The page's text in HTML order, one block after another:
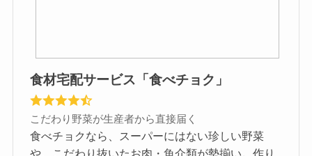
食材宅配サービス「食べチョク」
こだわり野菜が生産者から直接届く
食べチョクなら、スーパーにはない珍しい野菜
や、こだわり抜いたお肉・魚介類が勢揃い。作り